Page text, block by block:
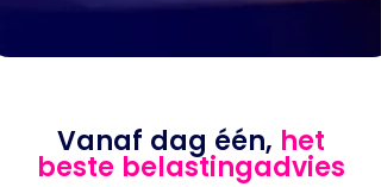
Vanaf dag één, het
beste belastingadvies